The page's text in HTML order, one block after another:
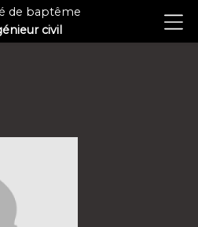
de baptême
civil